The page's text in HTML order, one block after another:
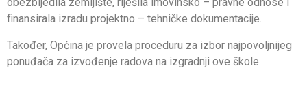
finansirala izradu projektno – tehničke dokumentacije.
Također, Općina je provela proceduru za izbor najpovoljnijeg
ponuđača za izvođenje radova na izgradnji ove škole.